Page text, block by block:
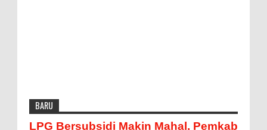
BARU
LPG Bersubsidi Makin Mahal, Pemkab